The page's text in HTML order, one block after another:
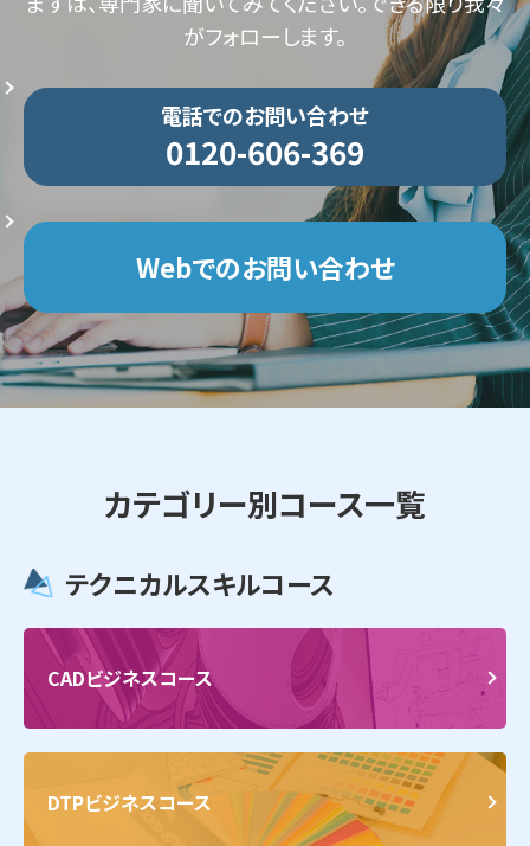
がフォローします。
電話でのお問い合わせ
0120-606-369
Webでのお問い合わせ
カテゴリー別コース一覧
テクニカルスキルコース
CADビジネスコース
DTPビジネスコース